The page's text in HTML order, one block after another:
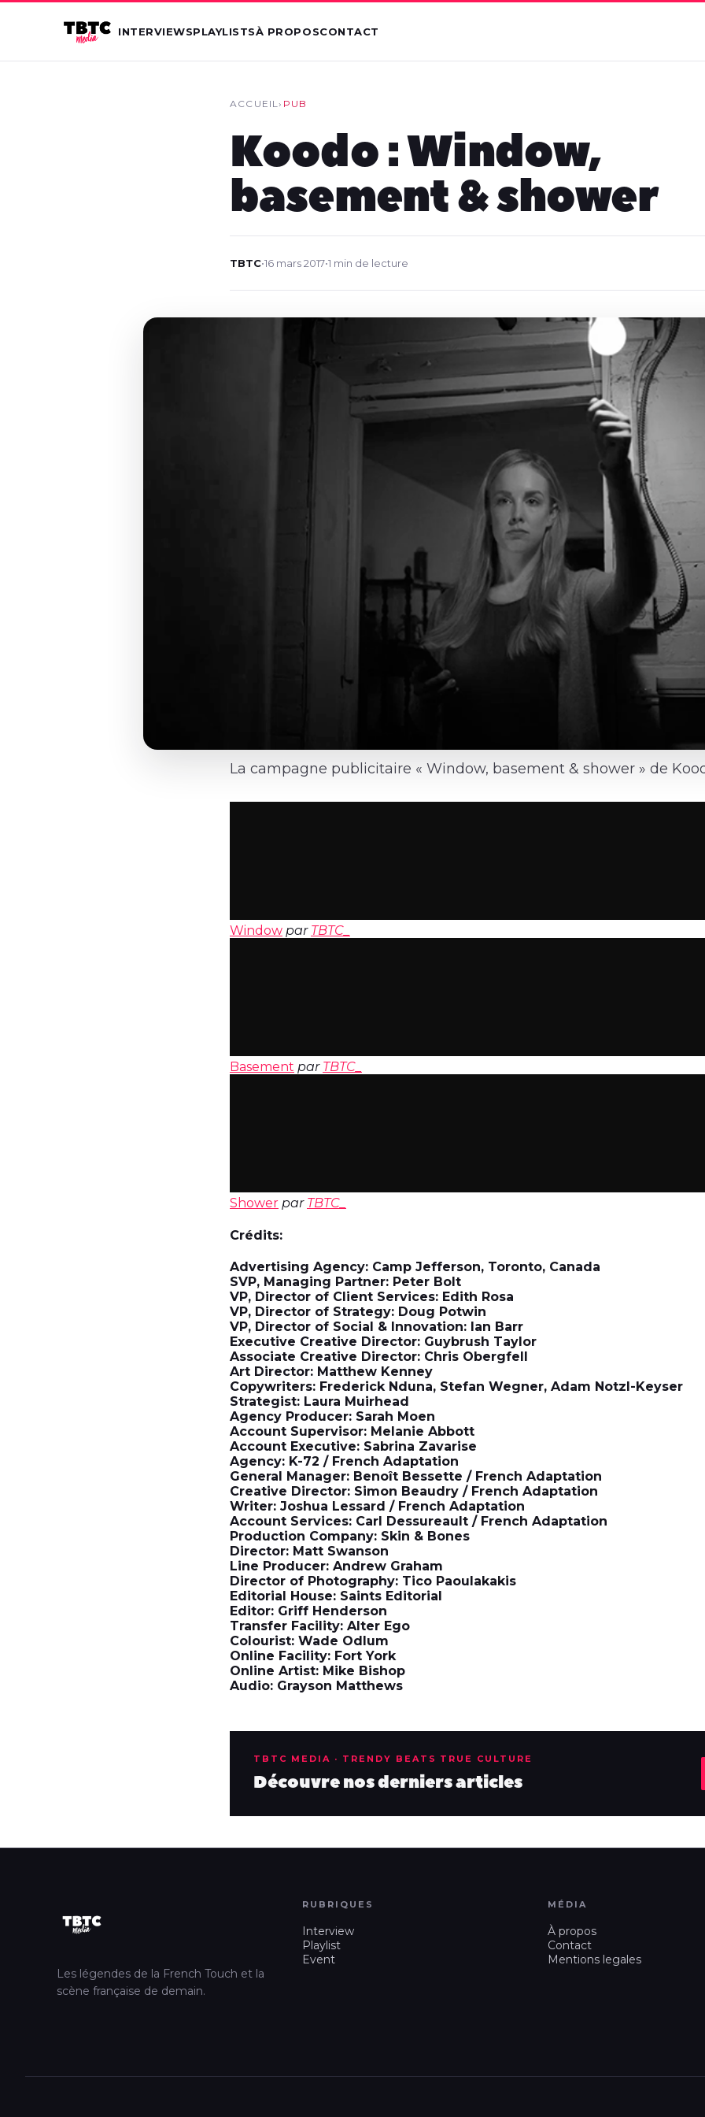
INTERVIEWSPLAYLISTSÀ PROPOSCONTACT
ACCUEIL› PUB
Koodo : Window,
basement & shower
TBTC•16 mars 2017•1 min de lecture
La campagne publicitaire « Window, basement & shower » de
Window par TBTC_
Basement par TBTC_
Shower par TBTC_
Crédits:
Advertising Agency: Camp Jefferson, Toronto, Canada
SVP, Managing Partner: Peter Bolt
VP, Director of Client Services: Edith Rosa
VP, Director of Strategy: Doug Potwin
VP, Director of Social & Innovation: Ian Barr
Executive Creative Director: Guybrush Taylor
Associate Creative Director: Chris Obergfell
Art Director: Matthew Kenney
Copywriters: Frederick Nduna, Stefan Wegner, Adam Notzl-Keyser
Strategist: Laura Muirhead
Agency Producer: Sarah Moen
Account Supervisor: Melanie Abbott
Account Executive: Sabrina Zavarise
Agency: K-72 / French Adaptation
General Manager: Benoît Bessette / French Adaptation
Creative Director: Simon Beaudry / French Adaptation
Writer: Joshua Lessard / French Adaptation
Account Services: Carl Dessureault / French Adaptation
Production Company: Skin & Bones
Director: Matt Swanson
Line Producer: Andrew Graham
Director of Photography: Tico Paoulakakis
Editorial House: Saints Editorial
Editor: Griff Henderson
Transfer Facility: Alter Ego
Colourist: Wade Odlum
Online Facility: Fort York
Online Artist: Mike Bishop
Audio: Grayson Matthews
TBTC MEDIA · TRENDY BEATS TRUE CULTURE
Découvre nos derniers articles
Les légendes de la French Touch et la
scène française de demain.
RUBRIQUES
Interview
Playlist
Event
MÉDIA
À propos
Contact
Mentions legales